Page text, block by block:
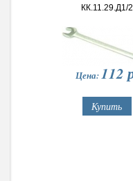
КК.11.29.Д1/2
Цена:112